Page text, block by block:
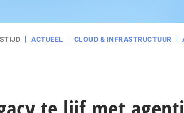
ACTUEEL CLOUD & INFRASTRUCTUUR